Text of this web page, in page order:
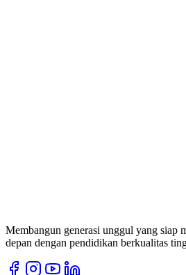
Membangun generasi unggul yang siap
depan dengan pendidikan berkualitas